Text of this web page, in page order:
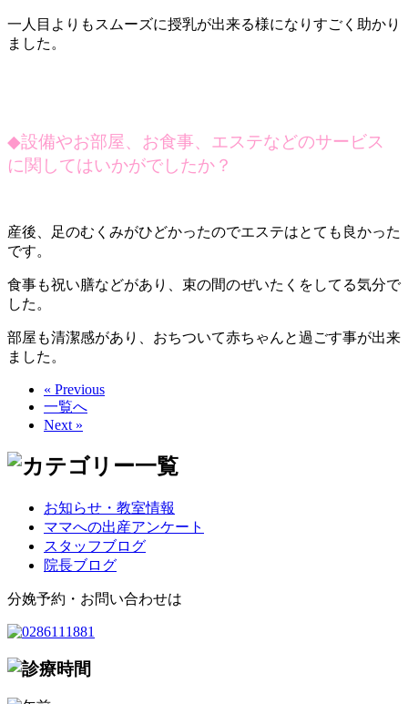
一人目よりもスムーズに授乳が出来る様になりすごく助かり
ました。
◆設備やお部屋、お食事、エステなどのサービス
に関してはいかがでしたか？
産後、足のむくみがひどかったのでエステはとても良かった
です。
食事も祝い膳などがあり、束の間のぜいたくをしてる気分で
した。
部屋も清潔感があり、おちついて赤ちゃんと過ごす事が出来
ました。
« Previous
一覧へ
Next »
お知らせ・教室情報
ママへの出産アンケート
スタッフブログ
院長ブログ
分娩予約・お問い合わせは